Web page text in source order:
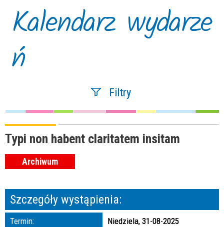
Kalendarz wydarze
ń
Filtry
Trwające w
zakresie
Typi non habent claritatem insitam
Archiwum
Szczegóły wystąpienia:
Termin:
Niedziela, 31-08-2025